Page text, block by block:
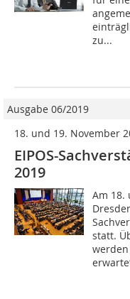
zu...
Ausgabe 06/2019
18. und 19. November
EIPOS-
2019
Am 18.
statt.